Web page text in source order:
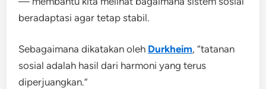
beradaptasi agar tetap stabil.
Sebagaimana dikatakan oleh Durkheim, “tatanan
sosial adalah hasil dari harmoni yang terus
diperjuangkan.”